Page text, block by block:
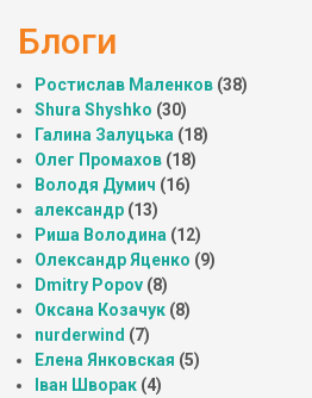
Блоги
Ростислав Маленков (38)
Shura Shyshko (30)
Галина Залуцька (18)
Олег Промахов (18)
Володя Думич (16)
александр (13)
Риша Володина (12)
Олександр Яценко (9)
Dmitry Popov (8)
Оксана Козачук (8)
nurderwind (7)
Елена Янковская (5)
Іван Шворак (4)